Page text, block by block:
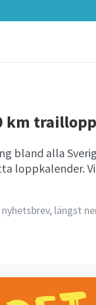
km
bland alla
loppkalender.
längst